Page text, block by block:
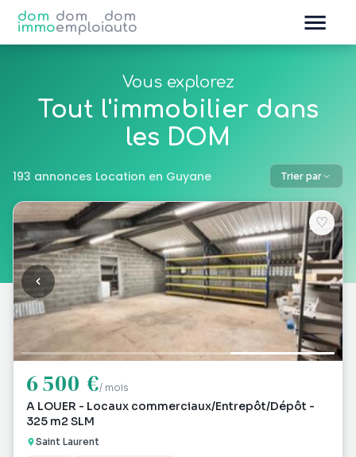
dom
immo
dom
emploi
dom
auto
Vous explorez
Tout l'immobilier dans
les DOM
193 annonces Location en Guyane Trier par
♡
6 500 €/ mois
A LOUER - Locaux commerciaux/Entrepôt/Dépôt -
325 m2 SLM
Saint Laurent